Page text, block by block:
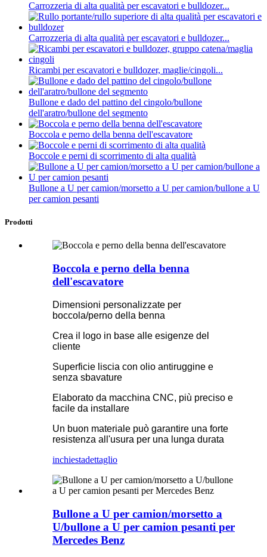
Carrozzeria di alta qualità per escavatori e bulldozer...
Carrozzeria di alta qualità per escavatori e bulldozer...
Ricambi per escavatori e bulldozer, maglie/cingoli...
Bullone e dado del pattino del cingolo/bullone
dell'aratro/bullone del segmento
Boccola e perno della benna dell'escavatore
Boccole e perni di scorrimento di alta qualità
Bullone a U per camion/morsetto a U per camion/bullone a U
per camion pesanti
Prodotti
Boccola e perno della benna
dell'escavatore
Dimensioni personalizzate per
boccola/perno della benna
Crea il logo in base alle esigenze del
cliente
Superficie liscia con olio antiruggine e
senza sbavature
Elaborato da macchina CNC, più preciso e
facile da installare
Un buon materiale può garantire una forte
resistenza all'usura per una lunga durata
inchiestadettaglio
Bullone a U per camion/morsetto a
U/bullone a U per camion pesanti per
Mercedes Benz